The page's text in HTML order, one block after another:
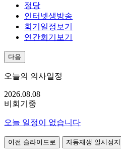
정당
인터넷생방송
회기일정보기
연간회기보기
다음
오늘의 의사일정
2026.08.08
비회기중
오늘 일정이 없습니다
이전 슬라이드로 자동재생 일시정지